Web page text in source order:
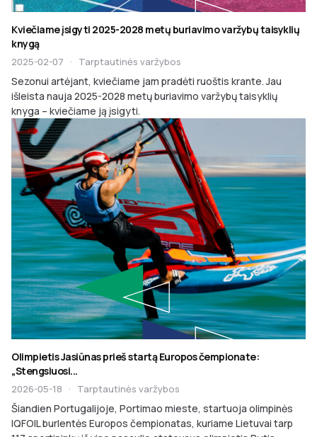
Kviečiame įsigyti 2025-2028 metų buriavimo varžybų taisyklių
knygą
2025-02-07 · Tarptautinės varžybos
Sezonui artėjant, kviečiame jam pradėti ruoštis krante. Jau
išleista nauja 2025-2028 metų buriavimo varžybų taisyklių
knyga – kviečiame ją įsigyti.
Olimpietis Jasiūnas prieš startą Europos čempionate:
„Stengsiuosi...
2026-05-18 · Tarptautinės varžybos
Šiandien Portugalijoje, Portimao mieste, startuoja olimpinės
IQFOIL burlentės Europos čempionatas, kuriame Lietuvai tarp